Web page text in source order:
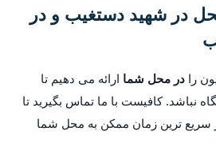
در شهید دستغیب و در
را در محل شما ارائه می دهیم تا
نباشد. کافیست با ما تماس بگیرید تا
سریع ترین زمان ممکن به محل شما